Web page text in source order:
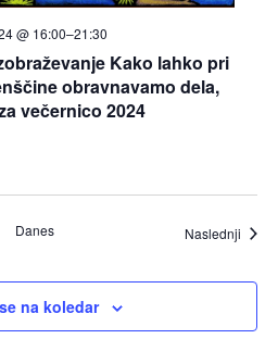
@ 16:00–21:30
Kako lahko pri
obravnavamo dela,
večernico 2024
Danes Naslednji
na koledar